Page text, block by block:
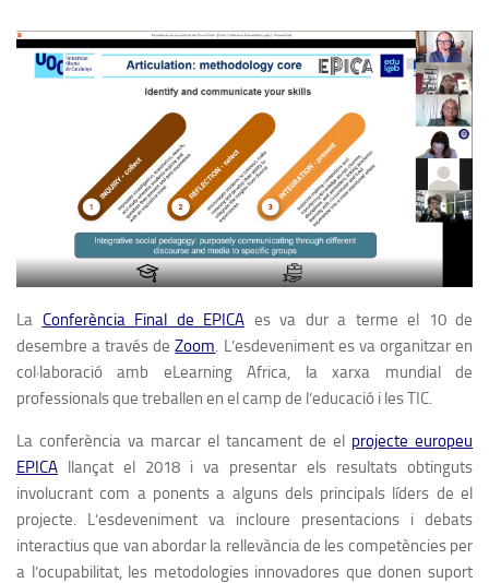
La Conferència Final de EPICA es va dur a terme el 10 de
desembre a través deZoom. L’esdeveniment es va organitzar en
col·laboració amb eLearning Africa, la xarxa mundial de
professionals que treballen en el camp de l’educació i les TIC.
La conferència va marcar el tancament de el projecte europeu
EPICA llançat el 2018 i va presentar els resultats obtinguts
involucrant com a ponents a alguns dels principals líders de el
projecte. L’esdeveniment va incloure presentacions i debats
interactius que van abordar la rellevància de les competències per
a l’ocupabilitat, les metodologies innovadores que donen suport